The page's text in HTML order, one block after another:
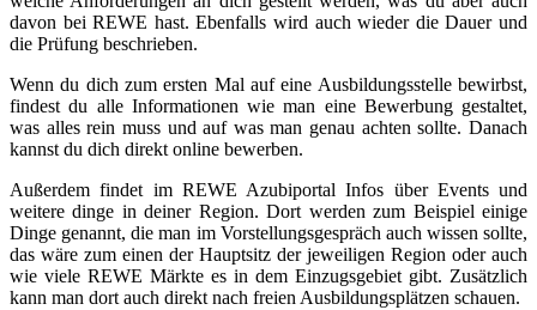
davon bei REWE hast. Ebenfalls wird auch wieder die Dauer und
die Prüfung beschrieben.
Wenn du dich zum ersten Mal auf eine Ausbildungsstelle bewirbst,
findest du alle Informationen wie man eine Bewerbung gestaltet,
was alles rein muss und auf was man genau achten sollte. Danach
kannst du dich direkt online bewerben.
Außerdem findet im REWE Azubiportal Infos über Events und
weitere dinge in deiner Region. Dort werden zum Beispiel einige
Dinge genannt, die man im Vorstellungsgespräch auch wissen sollte,
das wäre zum einen der Hauptsitz der jeweiligen Region oder auch
wie viele REWE Märkte es in dem Einzugsgebiet gibt. Zusätzlich
kann man dort auch direkt nach freien Ausbildungsplätzen schauen.